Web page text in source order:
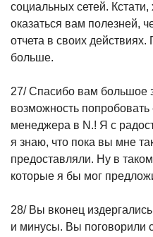
социальных сетей.
оказаться вам полезней,
отчета в своих действиях.
больше.
27/ Спасибо вам большое
возможность попробовать
менеджера в N.! Я с
я знаю, что пока вы мне
предоставляли. Ну в
которые я бы мог
28/ Вы вконец
и минусы. Вы поговорили